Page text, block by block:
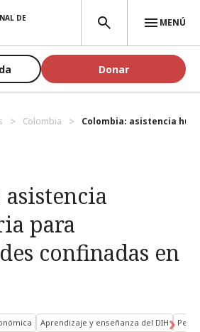
DE
MENÚ
Donar
Colombia Colombia: asistencia
para
confinadas en
Aprendizaje y enseñanza del DIH